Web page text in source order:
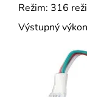
Režim: 316
Výstupný